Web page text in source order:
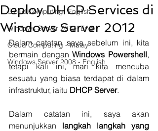
Cloud Computing- English
Windows Server 2012- Eng
Cloud Computing - Malay
Windows Server 2008 - English
Deploy DHCP Services di
Windows Server 2012
Dalam catatan saya sebelum ini, kita
bermain dengan Windows Powershell,
tetapi kali ini, mari kita mencuba
sesuatu yang biasa terdapat di dalam
infrastruktur, iaitu DHCP Server.
Dalam catatan ini, saya akan
menunjukkan langkah langkah yang